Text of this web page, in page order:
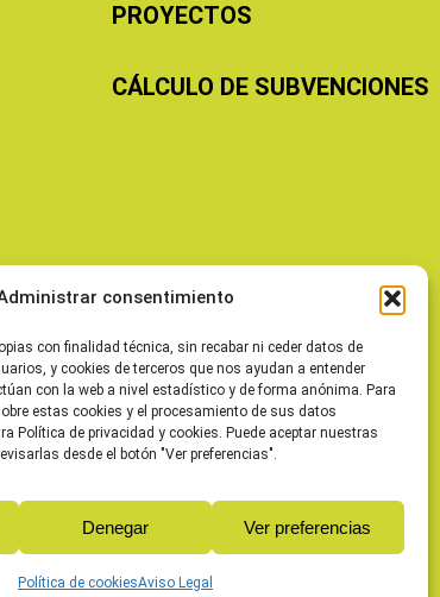
consentimiento
con finalidad técnica, sin recabar ni ceder datos de
y cookies de terceros que nos ayudan a entender
con la web a nivel estadístico y de forma anónima. Para
estas cookies y el procesamiento de sus datos
Política de privacidad y cookies. Puede aceptar nuestras
desde el botón "Ver preferencias".
Denegar Ver preferencias
Política de cookiesAviso Legal
PROYECTOS
CÁLCULO DE SUBVENCIONES